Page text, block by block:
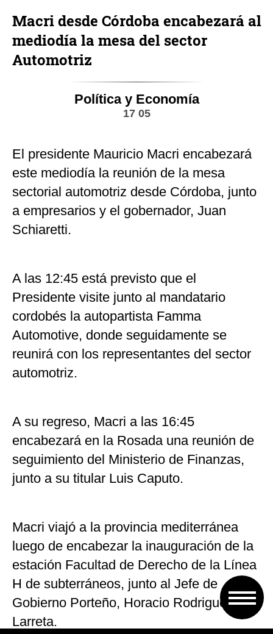
Macri desde Córdoba encabezará al
mediodía la mesa del sector
Automotriz
Política y Economía
17 05
El presidente Mauricio Macri encabezará
este mediodía la reunión de la mesa
sectorial automotriz desde Córdoba, junto
a empresarios y el gobernador, Juan
Schiaretti.
A las 12:45 está previsto que el
Presidente visite junto al mandatario
cordobés la autopartista Famma
Automotive, donde seguidamente se
reunirá con los representantes del sector
automotriz.
A su regreso, Macri a las 16:45
encabezará en la Rosada una reunión de
seguimiento del Ministerio de Finanzas,
junto a su titular Luis Caputo.
Macri viajó a la provincia mediterránea
luego de encabezar la inauguración de la
estación Facultad de Derecho de la Línea
H de subterráneos, junto al Jefe de
Gobierno Porteño, Horacio Rodriguez
Larreta.